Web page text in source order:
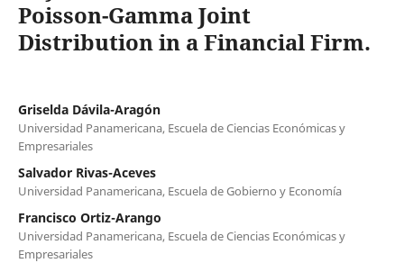
Poisson-Gamma Joint
Distribution in a Financial Firm.
Griselda Dávila-Aragón
Universidad Panamericana, Escuela de Ciencias Económicas y
Empresariales
Salvador Rivas-Aceves
Universidad Panamericana, Escuela de Gobierno y Economía
Francisco Ortiz-Arango
Universidad Panamericana, Escuela de Ciencias Económicas y
Empresariales